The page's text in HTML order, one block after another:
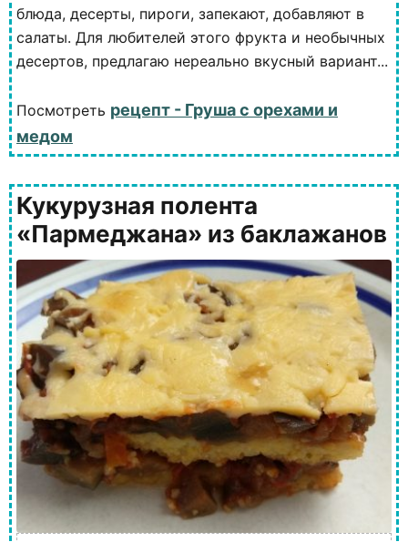
блюда, десерты, пироги, запекают, добавляют в
салаты. Для любителей этого фрукта и необычных
десертов, предлагаю нереально вкусный вариант...
Посмотреть рецепт - Груша с орехами и
медом
Кукурузная полента
«Пармеджана» из баклажанов